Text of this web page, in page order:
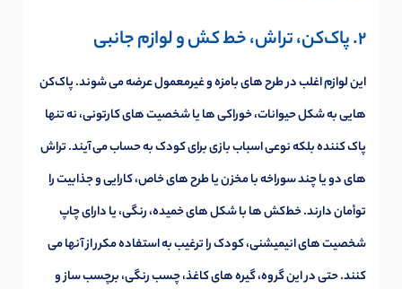
2. پاک‌کن، تراش، خط کش و لوازم جانبی
این لوازم اغلب در طرح های بامزه و غیرمعمول عرضه می شوند. پاک‌کن
هایی به شکل حیوانات، خوراکی ها یا شخصیت های کارتونی، نه تنها
پاک کننده بلکه نوعی اسباب بازی برای کودک به حساب می آیند. تراش
های دو یا چند سوراخه با مخزن یا طرح های خاص، کارایی و جذابیت را
توأمان دارند. خط‌کش ها با شکل های خمیده، رنگی، یا دارای چاپ
شخصیت های انیمیشنی، کودک را ترغیب به استفاده مکرر از آنها می
کنند. حتی در این گروه، گیره های کاغذ، چسب رنگی، برچسب ساز و